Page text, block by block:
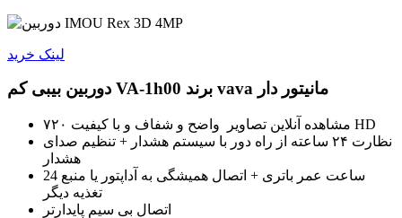
لینک خرید
دوربین بیبی کم VA-1h00 برند vava مانیتور دار
مشاهده آنلاین تصاویر واضح و شفاف و با کیفیت ۷۲۰ HD
نظارت ۲۴ ساعته از راه دور با سیستم هشدار + تنظیم صدای
هشدار
24 ساعت عمر باتری + اتصال همیشگی به آداپتور یا منبع
تغذیه دیگر
اتصال بی سیم پایدارتر